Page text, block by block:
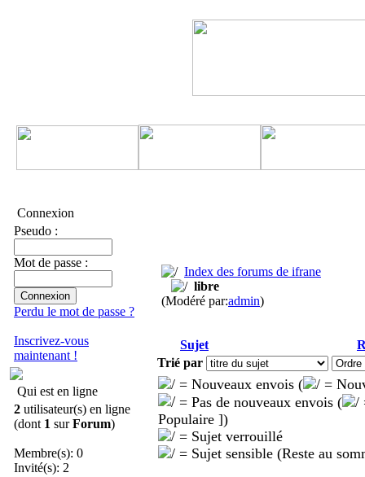
Connexion
Pseudo :
Mot de passe :
Perdu le mot de passe ?
Inscrivez-vous
maintenant !
Qui est en ligne
2 utilisateur(s) en ligne
(dont 1 surForum)
Membre(s): 0
Invité(s): 2
Index des forums de ifrane
libre
(Modéré par:admin)
Sujet
Trié par
= Nouveaux envois (
=
= Pas de nouveaux envois (
Populaire ])
= Sujet verrouillé
= Sujet sensible (Reste au